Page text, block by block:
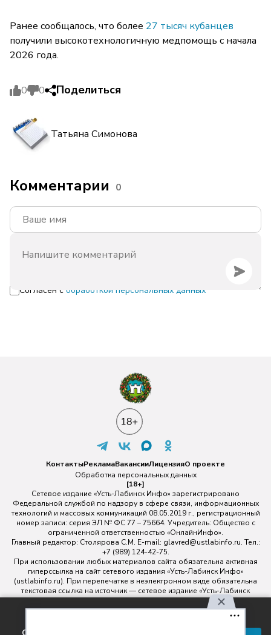
Ранее сообщалось, что более 27 тысяч кубанцев
получили высокотехнологичную медпомощь с начала
2026 года.
0 0 Поделиться
Татьяна Симонова
Комментарии 0
Согласен с обработкой персональных данных
соглашаетесь с правилами
КонтактыРекламаВакансииЛицензияО проекте
Обработка персональных данных
[18+]
Сетевое издание «Усть-Лабинск Инфо» зарегистрировано
Федеральной службой по надзору в сфере связи, информационных
технологий и массовых коммуникаций 08.05.2019 г., регистрационный
номер записи: серия ЭЛ № ФС 77 – 75664. Учредитель: Общество с
ограниченной ответственностью «ОнлайнИнфо».
Главный редактор: Столярова С.М. E-mail: glavred@ustlabinfo.ru. Тел.:
+7 (989) 124-42-75.
При использовании любых материалов сайта обязательна активная
гиперссылка на сайт сетевого издания «Усть-Лабинск Инфо»
(ustlabinfo.ru). При перепечатке в неэлектронном виде обязательна
текстовая ссылка на источник — сетевое издание «Усть-Лабинск
инфо».
Использование фото- и видеоматериалов без письменного
разрешения редакции сетевого издания «Усть-Лабинск Инфо» не